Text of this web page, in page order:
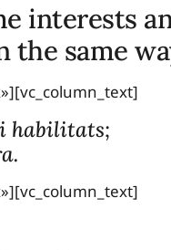
interests
the same
habilitats;